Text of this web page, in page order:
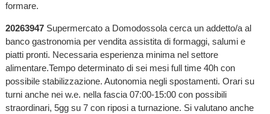
formare.
20263947 Supermercato a Domodossola cerca un addetto/a al
banco gastronomia per vendita assistita di formaggi, salumi e
piatti pronti. Necessaria esperienza minima nel settore
alimentare.Tempo determinato di sei mesi full time 40h con
possibile stabilizzazione. Autonomia negli spostamenti. Orari su
turni anche nei w.e. nella fascia 07:00-15:00 con possibili
straordinari, 5gg su 7 con riposi a turnazione. Si valutano anche